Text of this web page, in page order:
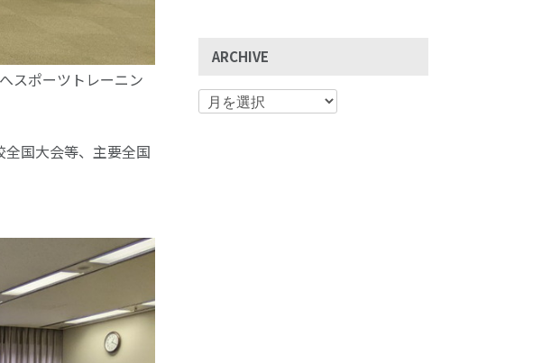
スポーツトレーニン
国大会等、主要全国
ARCHIVE